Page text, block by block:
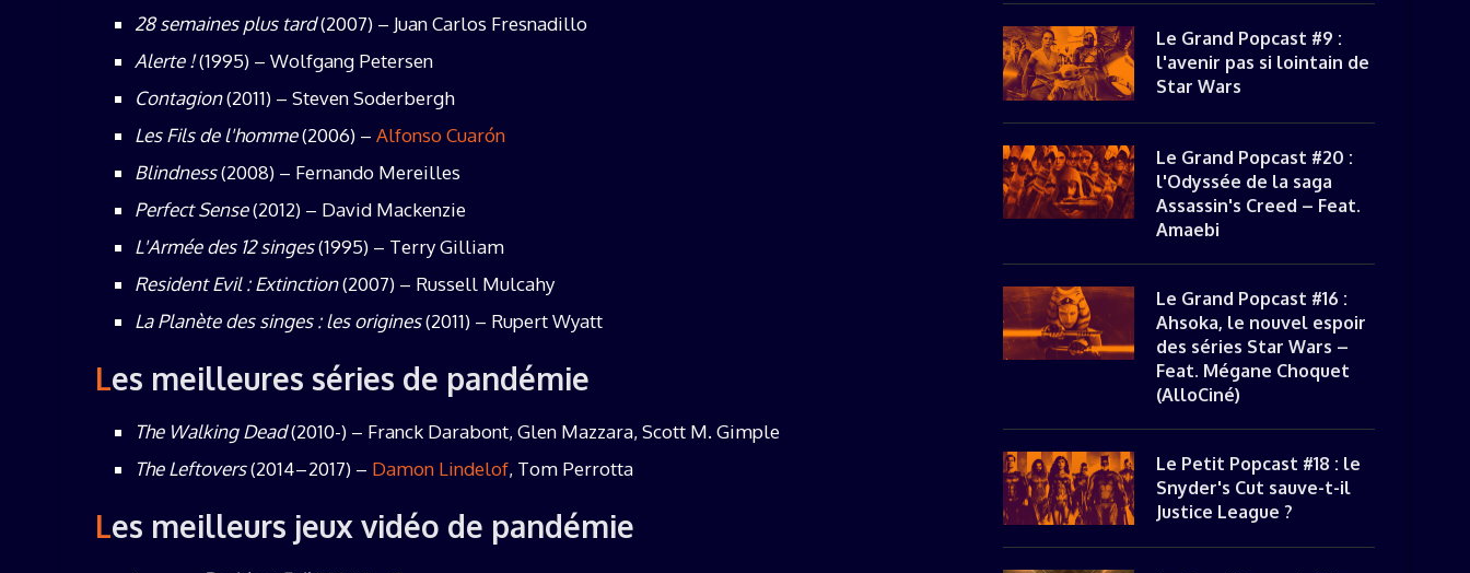
28 semaines plus tard(2007) – Juan Carlos Fresnadillo
Alerte !(1995) – Wolfgang Petersen
Contagion(2011) – Steven Soderbergh
Les Fils de l'homme(2006) – Alfonso Cuarón
Blindness(2008) – Fernando Mereilles
Perfect Sense(2012) – David Mackenzie
L'Armée des 12 singes(1995) – Terry Gilliam
Resident Evil : Extinction(2007) – Russell Mulcahy
La Planète des singes : les origines(2011) – Rupert Wyatt
Les meilleures séries de pandémie
The Walking Dead(2010-) – Franck Darabont, Glen Mazzara, Scott M. Gimple
The Leftovers(2014 – 2017) – Damon Lindelof, Tom Perrotta
Les meilleurs jeux vidéo de pandémie
Le Grand Popcast #9 :
l'avenir pas si lointain de
Star Wars
Le Grand Popcast #20 :
l'Odyssée de la saga
Assassin's Creed – Feat.
Amaebi
Le Grand Popcast #16 :
Ahsoka, le nouvel espoir
des séries Star Wars –
Feat. Mégane Choquet
(AlloCiné)
Le Petit Popcast #18 : le
Snyder's Cut sauve-t-il
Justice League ?